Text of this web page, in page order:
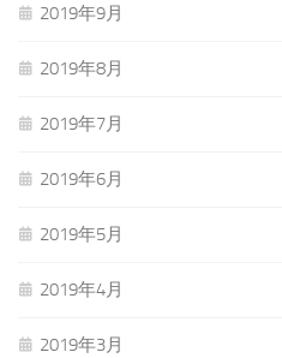
2019年9月
2019年8月
2019年7月
2019年6月
2019年5月
2019年4月
2019年3月